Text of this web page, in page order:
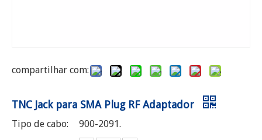
compartilhar com:
TNC Jack para SMA Plug RF Adaptador
Tipo de cabo:
900-2091.